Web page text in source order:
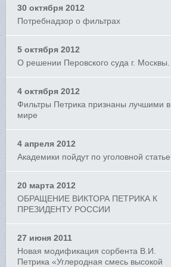
30 октября 2012
Потребнадзор о фильтрах
5 октября 2012
О решении Перовского суда г. Москвы.
4 октября 2012
Фильтры Петрика признаны лучшими в
мире
4 апреля 2012
Академики пойдут по уголовной статье
20 марта 2012
ОБРАЩЕНИЕ ВИКТОРА ПЕТРИКА К
ПРЕЗИДЕНТУ РОССИИ
27 июня 2011
Новая модификация сорбента В.И.
Петрика «Углеродная смесь высокой